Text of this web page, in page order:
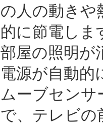
の人の動きや
的に節電しま
部屋の照明が
電源が自動的
ムーブセンサ
で、テレビの